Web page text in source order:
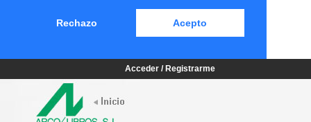
Rechazo Acepto
Acceder / Registrarme